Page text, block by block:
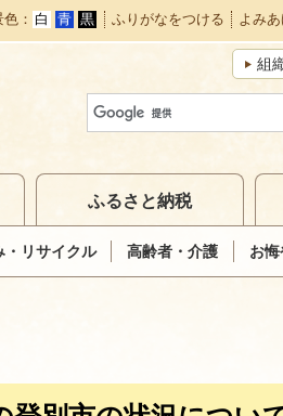
色 白 青 黒 ふりがなをつける よみ
組
・リサイクル 高齢者・介護 お
ふるさと納税